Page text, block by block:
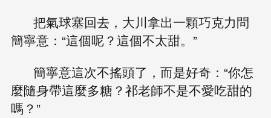
把氣球塞回去，大川拿出一顆巧克力問
簡寧意：“這個呢？這個不太甜。”
簡寧意這次不搖頭了，而是好奇：“你怎
麼隨身帶這麼多糖？祁老師不是不愛吃甜的
嗎？”